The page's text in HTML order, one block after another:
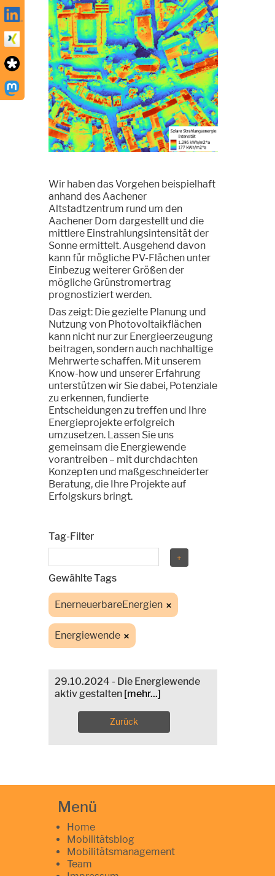
Wir haben das Vorgehen beispielhaft
anhand des Aachener
Altstadtzentrum rund um den
Aachener Dom dargestellt und die
mittlere Einstrahlungsintensität der
Sonne ermittelt. Ausgehend davon
kann für mögliche PV-Flächen unter
Einbezug weiterer Größen der
mögliche Grünstromertrag
prognostiziert werden.
Das zeigt: Die gezielte Planung und
Nutzung von Photovoltaikflächen
kann nicht nur zur Energieerzeugung
beitragen, sondern auch nachhaltige
Mehrwerte schaffen. Mit unserem
Know-how und unserer Erfahrung
unterstützen wir Sie dabei, Potenziale
zu erkennen, fundierte
Entscheidungen zu treffen und Ihre
Energieprojekte erfolgreich
umzusetzen. Lassen Sie uns
gemeinsam die Energiewende
vorantreiben – mit durchdachten
Konzepten und maßgeschneiderter
Beratung, die Ihre Projekte auf
Erfolgskurs bringt.
Tag-Filter
Gewählte Tags
EnerneuerbareEnergien
Energiewende
29.10.2024 - Die Energiewende
aktiv gestalten [mehr...]
Zurück
Menü
Home
Mobilitätsblog
Mobilitätsmanagement
Team